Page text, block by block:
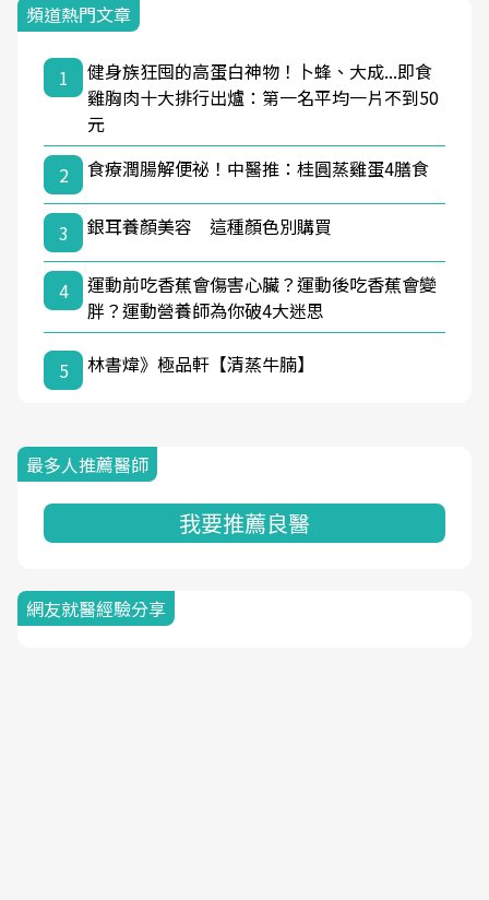
頻道熱門文章
1
健身族狂囤的高蛋白神物！卜蜂、大成...即食
雞胸肉十大排行出爐：第一名平均一片不到50
元
2
食療潤腸解便祕！中醫推：桂圓蒸雞蛋4膳食
3 銀耳養顏美容 這種顏色別購買
4
運動前吃香蕉會傷害心臟？運動後吃香蕉會變
胖？運動營養師為你破4大迷思
5 林書煒》極品軒【清蒸牛腩】
最多人推薦醫師
我要推薦良醫
網友就醫經驗分享